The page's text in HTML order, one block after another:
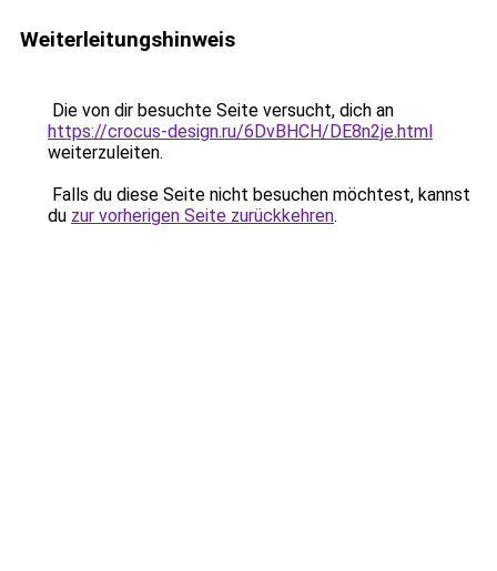
Weiterleitungshinweis
Die von dir besuchte Seite versucht, dich an
https://crocus-design.ru/6DvBHCH/DE8n2je.html
weiterzuleiten.
Falls du diese Seite nicht besuchen möchtest, kannst
du zur vorherigen Seite zurückkehren.